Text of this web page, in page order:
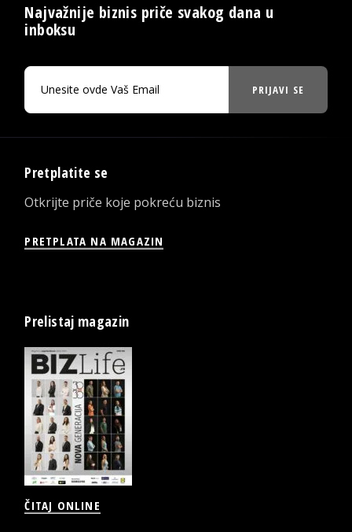
Najvažnije biznis priče svakog dana u
inboksu
PRIJAVI SE
Pretplatite se
Otkrijte priče koje pokreću biznis
PRETPLATA NA MAGAZIN
Prelistaj magazin
ČITAJ ONLINE